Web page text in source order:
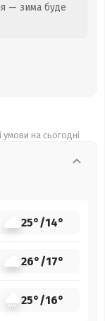
— зима буде
на сьогодні
25°/14°
26°/17°
25°/16°